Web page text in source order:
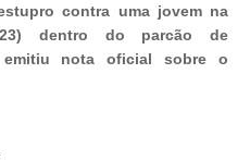
contra uma jovem na
dentro do parcão de
emitiu nota oficial sobre o